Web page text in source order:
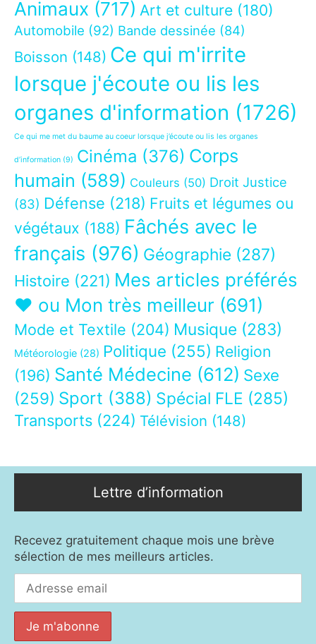
Animaux (717) Art et culture (180)
Automobile (92) Bande dessinée (84)
Boisson (148) Ce qui m'irrite
lorsque j'écoute ou lis les
organes d'information (1726)
Ce qui me met du baume au coeur lorsque j’écoute ou lis les organes
d’information (9) Cinéma (376) Corps
humain (589) Couleurs (50) Droit Justice
(83) Défense (218) Fruits et légumes ou
végétaux (188) Fâchés avec le
français (976) Géographie (287)
Histoire (221) Mes articles préférés
❤ ou Mon très meilleur (691)
Mode et Textile (204) Musique (283)
Météorologie (28) Politique (255) Religion
(196) Santé Médecine (612) Sexe
(259) Sport (388) Spécial FLE (285)
Transports (224) Télévision (148)
Lettre d’information
Recevez gratuitement chaque mois une brève
sélection de mes meilleurs articles.